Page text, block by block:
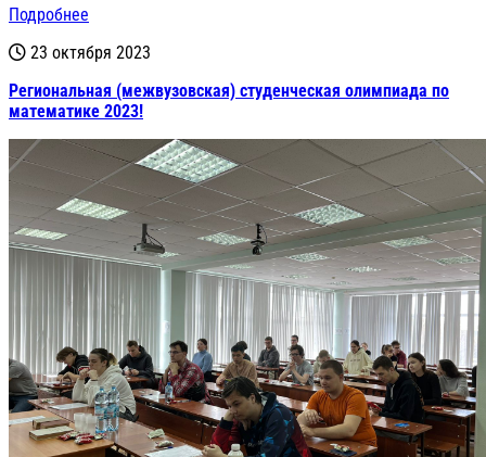
Подробнее
23 октября 2023
Региональная (межвузовская) студенческая олимпиада по
математике 2023!